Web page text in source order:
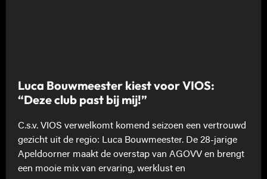
Luca Bouwmeester kiest voor VIOS:
“Deze club past bij mij!”
C.s.v. VIOS verwelkomt komend seizoen een vertrouwd
gezicht uit de regio: Luca Bouwmeester. De 28-jarige
Apeldoorner maakt de overstap van AGOVV en brengt
een mooie mix van ervaring, werklust en